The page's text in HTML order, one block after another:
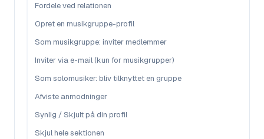
Fordele ved relationen
Opret en musikgruppe-profil
Som musikgruppe: inviter medlemmer
Inviter via e-mail (kun for musikgrupper)
Som solomusiker: bliv tilknyttet en gruppe
Afviste anmodninger
Synlig / Skjult på din profil
Skjul hele sektionen